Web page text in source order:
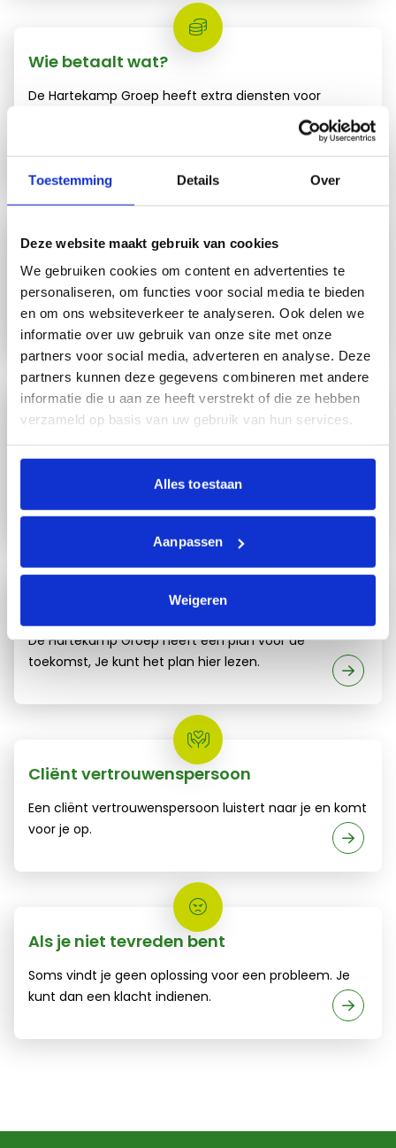
Toestemming Details Over
Deze website maakt gebruik van cookies
We gebruiken cookies om content en advertenties te
personaliseren, om functies voor social media te bieden
en om ons websiteverkeer te analyseren. Ook delen we
informatie over uw gebruik van onze site met onze
partners voor social media, adverteren en analyse. Deze
partners kunnen deze gegevens combineren met andere
informatie die u aan ze heeft verstrekt of die ze hebben
verzameld op basis van uw gebruik van hun services.
Alles toestaan
Aanpassen
Weigeren
Wie betaalt wat?
De Hartekamp Groep heeft extra diensten voor
mensen die zorg krijgen. Als je deze diensten gebruikt,
Jaarverslag CCR
Er is een jaarverslag van de Centrale Cliëntenraad. Je
kunt het jaarverslag hier lezen.
VIM formulier
VIM formulier cliënten
De Hartekamp Groep heeft een plan voor de
toekomst, Je kunt het plan hier lezen.
Samen Vooruit cliëntversie
Cliënt vertrouwenspersoon
Een cliënt vertrouwenspersoon luistert naar je en komt
voor je op.
Als je niet tevreden bent
Soms vindt je geen oplossing voor een probleem. Je
kunt dan een klacht indienen.
Lees verder over klachten